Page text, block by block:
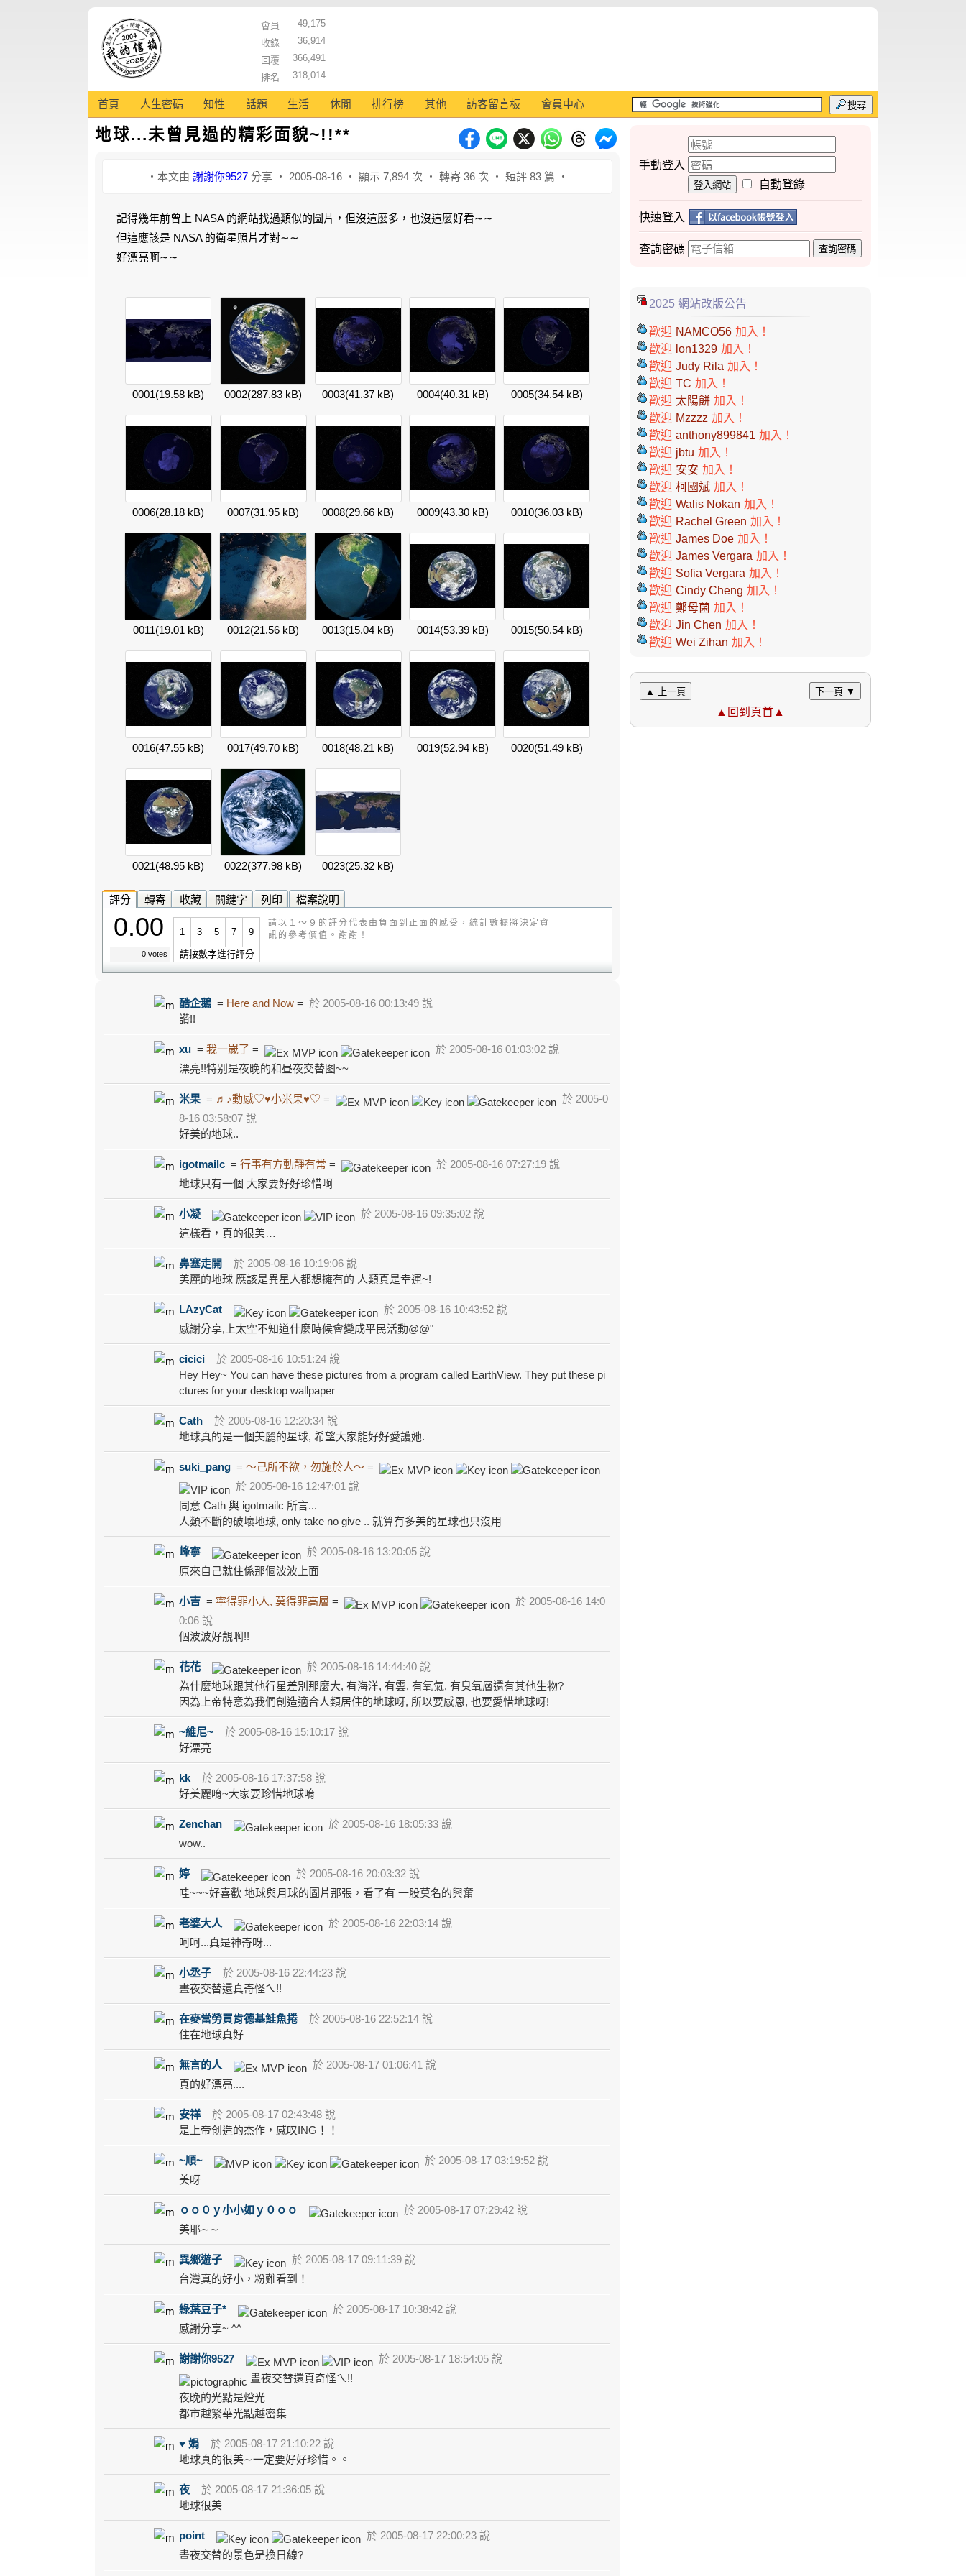
會員
49,175
收錄
36,914
回覆
366,491
排名
318,014
首頁 人生密碼 知性 話題 生活 休閒 排行榜 其他 訪客留言板 會員中心 搜尋
地球...未曾見過的精彩面貌~!!**
‧本文由 謝謝你9527分享 ‧ 2005-08-16 ‧ 顯示 7,894 次 ‧ 轉寄 36 次 ‧ 短評 83 篇 ‧
記得幾年前曾上 NASA 的網站找過類似的圖片，但沒這麼多，也沒這麼好看∼∼
但這應該是 NASA 的衛星照片才對∼∼
好漂亮啊∼∼
0001(19.58 kB) 0002(287.83 kB) 0003(41.37 kB) 0004(40.31 kB) 0005(34.54 kB)
0006(28.18 kB) 0007(31.95 kB) 0008(29.66 kB) 0009(43.30 kB) 0010(36.03 kB)
0011(19.01 kB) 0012(21.56 kB) 0013(15.04 kB) 0014(53.39 kB) 0015(50.54 kB)
0016(47.55 kB) 0017(49.70 kB) 0018(48.21 kB) 0019(52.94 kB) 0020(51.49 kB)
0021(48.95 kB) 0022(377.98 kB) 0023(25.32 kB)
評分 轉寄 收藏 關鍵字 列印 檔案說明
0.00
0 votes
1 3 5 7 9
請按數字進行評分
請以１～９的評分代表由負面到正面的感受，統計數據將決定資
訊的參考價值。謝謝！
酷企鵝 = Here and Now= 於 2005-08-16 00:13:49 說
讚!!
xu = 我一嵗了 =
於 2005-08-16 01:03:02 說
漂亮!!特别是夜晚的和昼夜交替图~~
米果 = ♬♪動感♡♥小米果♥♡ =
於 2005-0
8-16 03:58:07 說
好美的地球..
igotmailc = 行事有方動靜有常 =
於 2005-08-16 07:27:19 說
地球只有一個 大家要好好珍惜啊
小凝
於 2005-08-16 09:35:02 說
這樣看，真的很美…
鼻塞走開
於 2005-08-16 10:19:06 說
美麗的地球 應該是異星人都想擁有的 人類真是幸運~!
LAzyCat
於 2005-08-16 10:43:52 說
感謝分享,上太空不知道什麼時候會變成平民活動@@"
cicici
於 2005-08-16 10:51:24 說
Hey Hey~ You can have these pictures from a program called EarthView. They put these pi
ctures for your desktop wallpaper
Cath
於 2005-08-16 12:20:34 說
地球真的是一個美麗的星球, 希望大家能好好愛護她.
suki_pang = ～己所不欲，勿施於人～=
於 2005-08-16 12:47:01 說
同意 Cath 與 igotmailc 所言...
人類不斷的破壞地球, only take no give .. 就算有多美的星球也只沒用
峰寧
於 2005-08-16 13:20:05 說
原來自己就住係那個波波上面
小吉 = 寧得罪小人, 莫得罪高層 =
於 2005-08-16 14:0
0:06 說
個波波好靚啊!!
花花
於 2005-08-16 14:44:40 說
為什麼地球跟其他行星差別那麼大, 有海洋, 有雲, 有氧氣, 有臭氧層還有其他生物?
因為上帝特意為我們創造適合人類居住的地球呀, 所以要感恩, 也要愛惜地球呀!
~維尼~
於 2005-08-16 15:10:17 說
好漂亮
kk
於 2005-08-16 17:37:58 說
好美麗唷~大家要珍惜地球唷
Zenchan
於 2005-08-16 18:05:33 說
wow..
婷
於 2005-08-16 20:03:32 說
哇~~~好喜歡 地球與月球的圖片那張，看了有 一股莫名的興奮
老婆大人
於 2005-08-16 22:03:14 說
呵呵...真是神奇呀...
小丞子
於 2005-08-16 22:44:23 說
晝夜交替還真奇怪ㄟ!!
在麥當勞買肯德基鮭魚捲
於 2005-08-16 22:52:14 說
住在地球真好
無言的人
於 2005-08-17 01:06:41 說
真的好漂亮....
安祥
於 2005-08-17 02:43:48 說
是上帝创造的杰作，感叹ING！！
~順~
於 2005-08-17 03:19:52 說
美呀
ｏｏ０ｙ小小如ｙ０ｏｏ
於 2005-08-17 07:29:42 說
美耶∼∼
異鄉遊子
於 2005-08-17 09:11:39 說
台灣真的好小，粉難看到！
綠葉豆子*
於 2005-08-17 10:38:42 說
感謝分享~ ^^
謝謝你9527
於 2005-08-17 18:54:05 說
晝夜交替還真奇怪ㄟ!!
夜晚的光點是燈光
都市越繁華光點越密集
♥ 娟
於 2005-08-17 21:10:22 說
地球真的很美∼一定要好好珍惜。。
夜
於 2005-08-17 21:36:05 說
地球很美
point
於 2005-08-17 22:00:23 說
晝夜交替的景色是換日線?
手動登入
登入網站 自動登錄
快速登入
查詢密碼 查詢密碼
2025 網站改版公告
歡迎 NAMCO56 加入！
歡迎 lon1329 加入！
歡迎 Judy Rila 加入！
歡迎 TC 加入！
歡迎 太陽餅 加入！
歡迎 Mzzzz 加入！
歡迎 anthony899841 加入！
歡迎 jbtu 加入！
歡迎 安安 加入！
歡迎 柯國斌 加入！
歡迎 Walis Nokan 加入！
歡迎 Rachel Green 加入！
歡迎 James Doe 加入！
歡迎 James Vergara 加入！
歡迎 Sofia Vergara 加入！
歡迎 Cindy Cheng 加入！
歡迎 鄭母菌 加入！
歡迎 Jin Chen 加入！
歡迎 Wei Zihan 加入！
▲ 上一頁 下一頁 ▼
▲回到頁首▲